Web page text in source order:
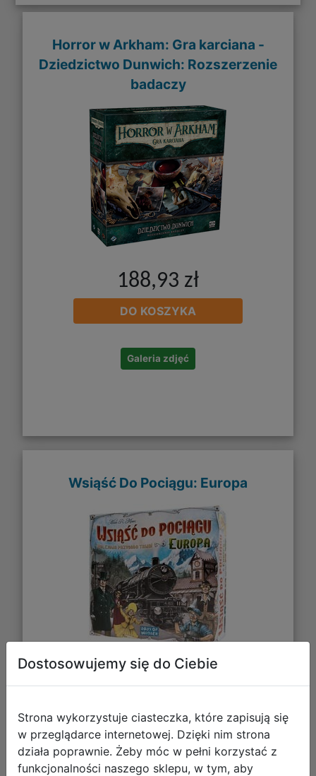
Horror w Arkham: Gra karciana -
Dziedzictwo Dunwich: Rozszerzenie
badaczy
188,93 zł
DO KOSZYKA
Galeria zdjęć
Wsiąść Do Pociągu: Europa
191,45 zł
DO KOSZYKA
Galeria zdjęć
Dostosowujemy się do Ciebie
Strona wykorzystuje ciasteczka, które zapisują się
w przeglądarce internetowej. Dzięki nim strona
działa poprawnie. Żeby móc w pełni korzystać z
funkcjonalności naszego sklepu, w tym, aby